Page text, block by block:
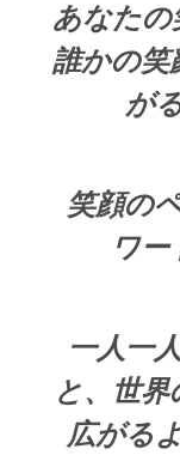
あなたの
誰かの笑
がる
笑顔の
ワ
一人一
と、世
広がる